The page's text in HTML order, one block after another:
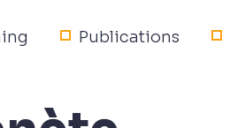
Publications